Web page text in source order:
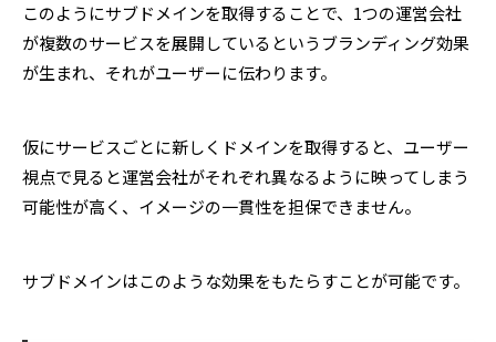
このようにサブドメインを取得することで、1つの運営会社
が複数のサービスを展開しているというブランディング効果
が生まれ、それがユーザーに伝わります。
仮にサービスごとに新しくドメインを取得すると、ユーザー
視点で見ると運営会社がそれぞれ異なるように映ってしまう
可能性が高く、イメージの一貫性を担保できません。
サブドメインはこのような効果をもたらすことが可能です。